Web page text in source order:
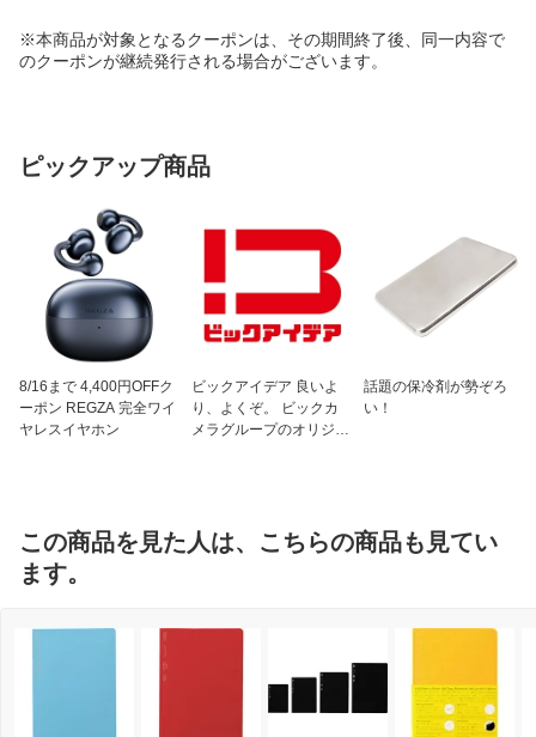
※本商品が対象となるクーポンは、その期間終了後、同一内容で
のクーポンが継続発行される場合がございます。
ピックアップ商品
8/16まで 4,400円OFFク
ーポン REGZA 完全ワイ
ヤレスイヤホン
ビックアイデア 良いよ
り、よくぞ。 ビックカ
メラグループのオリジナ
話題の保冷剤が勢ぞろ
い！
この商品を見た人は、こちらの商品も見てい
ます。